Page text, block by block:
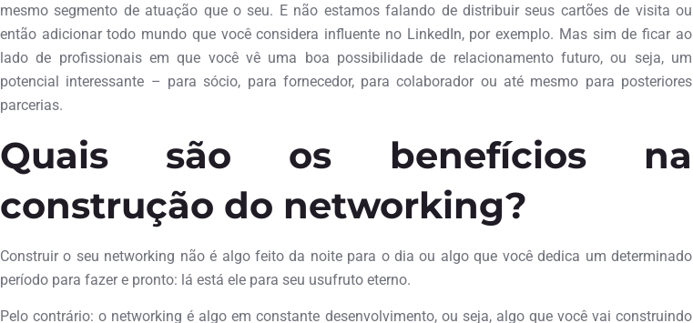
mesmo segmento de atuação que o seu. E não estamos falando de distribuir seus cartões de visita ou
então adicionar todo mundo que você considera influente no LinkedIn, por exemplo. Mas sim de ficar ao
lado de profissionais em que você vê uma boa possibilidade de relacionamento futuro, ou seja, um
potencial interessante – para sócio, para fornecedor, para colaborador ou até mesmo para posteriores
parcerias.
Quais são os benefícios na
construção do networking?
Construir o seu networking não é algo feito da noite para o dia ou algo que você dedica um determinado
período para fazer e pronto: lá está ele para seu usufruto eterno.
Pelo contrário: o networking é algo em constante desenvolvimento, ou seja, algo que você vai construindo